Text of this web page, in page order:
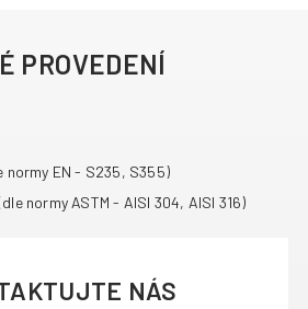
PROVEDENÍ
normy EN - S235, S355)
normy ASTM - AISI 304, AISI 316)
NÁS